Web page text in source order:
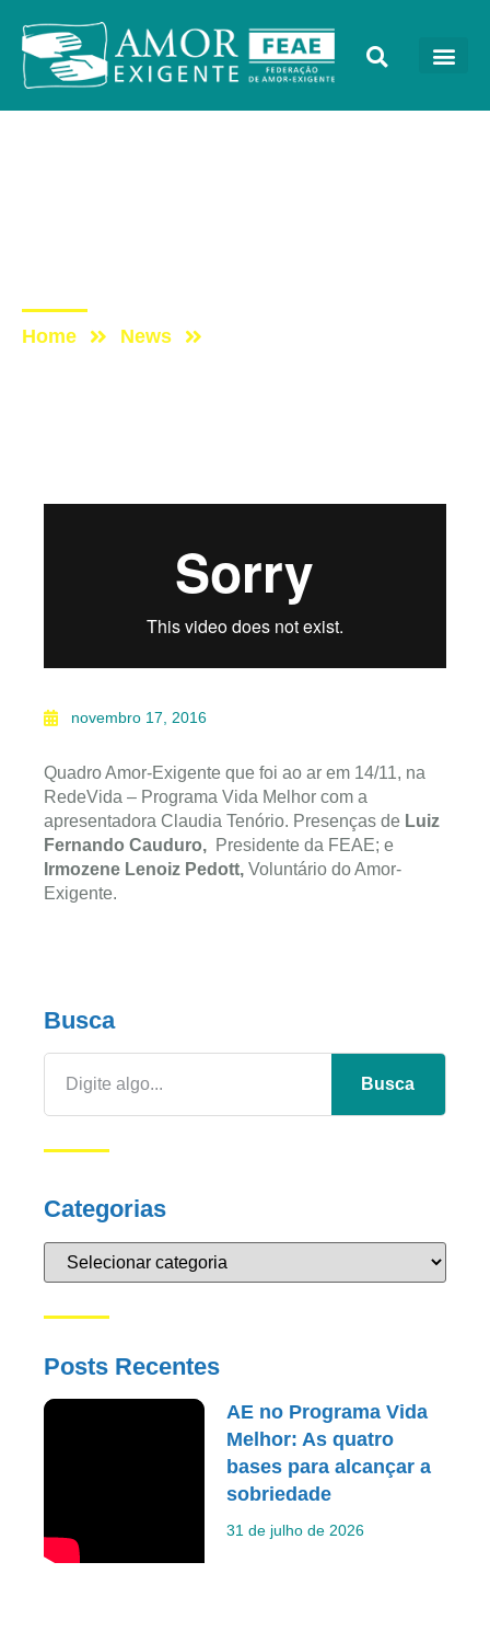
Home News
novembro 17, 2016
Quadro Amor-Exigente que foi ao ar em 14/11, na
RedeVida – Programa Vida Melhor com a
apresentadora Claudia Tenório. Presenças de Luiz
Fernando Cauduro, Presidente da FEAE; e
Irmozene Lenoiz Pedott, Voluntário do Amor-
Exigente.
Busca
Busca
Categorias
Posts Recentes
AE no Programa Vida
Melhor: As quatro
bases para alcançar a
sobriedade
31 de julho de 2026